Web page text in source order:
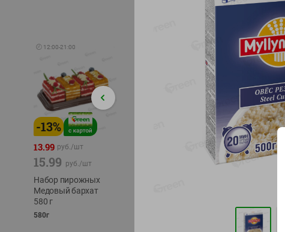
🕘 12:00-21:00
-13%
13.99 руб./шт
15.99 руб./шт
Набор пирожных
Медовый бархат
580 г
580г
-24%
6.59
4.99
ТОФУ